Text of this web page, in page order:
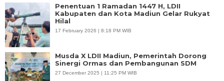
Penentuan 1 Ramadan 1447 H, LDII
Kabupaten dan Kota Madiun Gelar Rukyat
Hilal
17 February 2026 | 8:18 PM WIB
Musda X LDII Madiun, Pemerintah Dorong
Sinergi Ormas dan Pembangunan SDM
27 December 2025 | 11:25 PM WIB